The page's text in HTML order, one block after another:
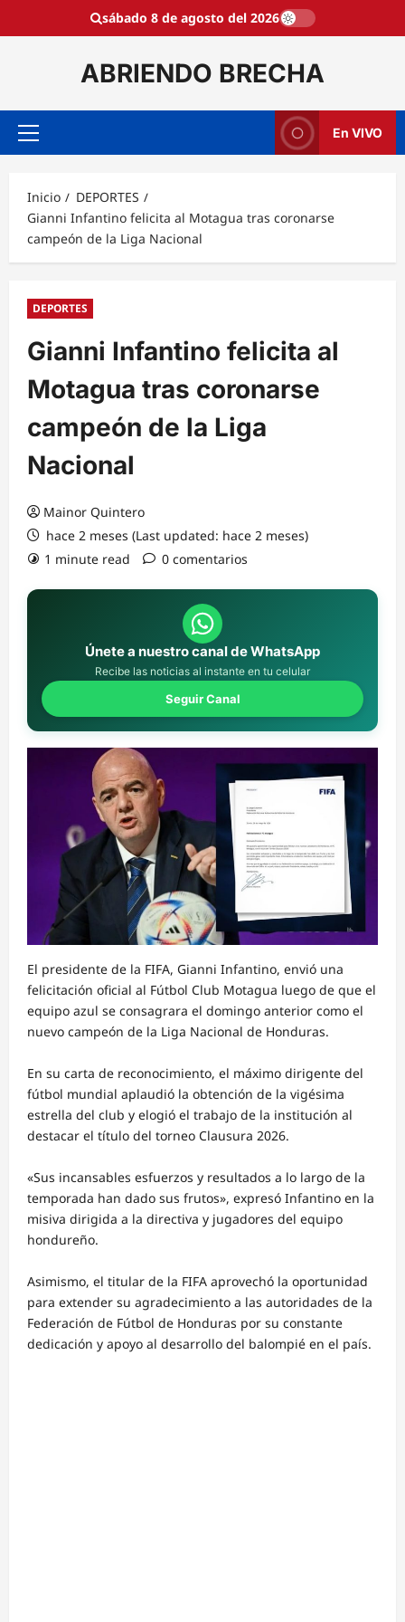
sábado 8 de agosto del 2026
ABRIENDO BRECHA
Menú
En VIVO
Inicio
DEPORTES
Gianni Infantino felicita al Motagua tras coronarse
campeón de la Liga Nacional
DEPORTES
Gianni Infantino felicita al
Motagua tras coronarse
campeón de la Liga
Nacional
Mainor Quintero
hace 2 meses (Last updated: hace 2 meses)
1 minute read
0 comentarios
Únete a nuestro canal de WhatsApp
Recibe las noticias al instante en tu celular
Seguir Canal
El presidente de la FIFA, Gianni Infantino, envió una
felicitación oficial al Fútbol Club Motagua luego de que el
equipo azul se consagrara el domingo anterior como el
nuevo campeón de la Liga Nacional de Honduras.
En su carta de reconocimiento, el máximo dirigente del
fútbol mundial aplaudió la obtención de la vigésima
estrella del club y elogió el trabajo de la institución al
destacar el título del torneo Clausura 2026.
«Sus incansables esfuerzos y resultados a lo largo de la
temporada han dado sus frutos», expresó Infantino en la
misiva dirigida a la directiva y jugadores del equipo
hondureño.
Asimismo, el titular de la FIFA aprovechó la oportunidad
para extender su agradecimiento a las autoridades de la
Federación de Fútbol de Honduras por su constante
dedicación y apoyo al desarrollo del balompié en el país.